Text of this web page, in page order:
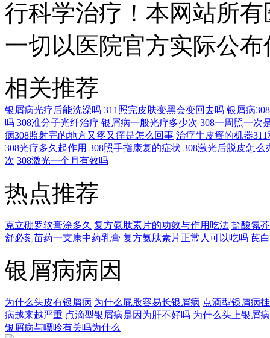
行科学治疗！本网站所
一切以医院官方实际公
相关推荐
银屑病光疗后能洗澡吗 311照完皮肤变黑会变回去吗 银屑病
吗 308准分子光纤治疗 银屑病一般光疗多少次 308一周照一次
病308照射完的地方又疼又痒是怎么回事 治疗牛皮癣的机器
308光疗多久起作用 308照手指康复的症状 308激光后脱皮怎么
次 308激光一个月有效吗
热点推荐
克立硼罗软膏涂多久 复方氨肽素片的功效与作用吃法 盐酸氮
舒必刻苗药一支康中药乳膏 复方氨肽素片正常人可以吃吗 芪
银屑病病因
为什么头皮有银屑病 为什么屁股容易长银屑病 点滴型银屑病
病越来越严重 点滴型银屑病是因为肝不好吗 为什么头上银屑
银屑病与嘌呤有关吗为什么